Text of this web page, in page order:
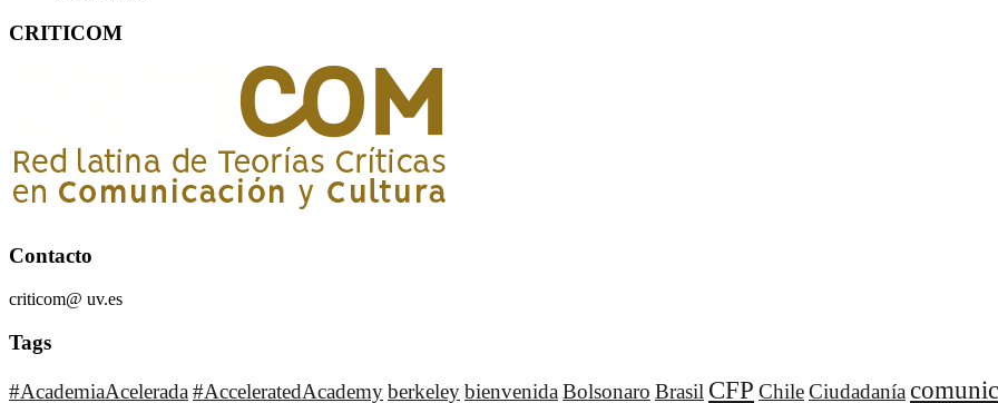
CRITICOM
Contacto
criticom@ uv.es
Tags
#AcademiaAcelerada#AcceleratedAcademyberkeleybienvenidaBolsonaro Brasil CFP ChileCiudadanía